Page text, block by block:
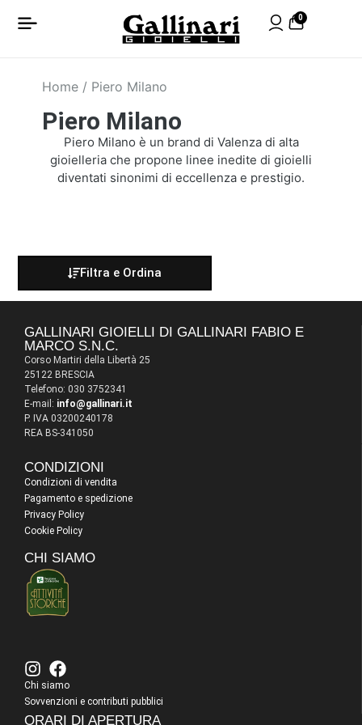
0
Home / Piero Milano
Piero Milano
Piero Milano è un brand di Valenza di alta
gioielleria che propone linee inedite di gioielli
diventati sinonimi di eccellenza e prestigio.
Filtra e Ordina
GALLINARI GIOIELLI DI GALLINARI FABIO E
MARCO S.N.C.
Corso Martiri della Libertà 25
25122 BRESCIA
Telefono: 030 3752341
E-mail: info@gallinari.it
P. IVA 03200240178
REA BS-341050
CONDIZIONI
Condizioni di vendita
Pagamento e spedizione
Privacy Policy
Cookie Policy
CHI SIAMO
Chi siamo
Sovvenzioni e contributi pubblici
ORARI DI APERTURA